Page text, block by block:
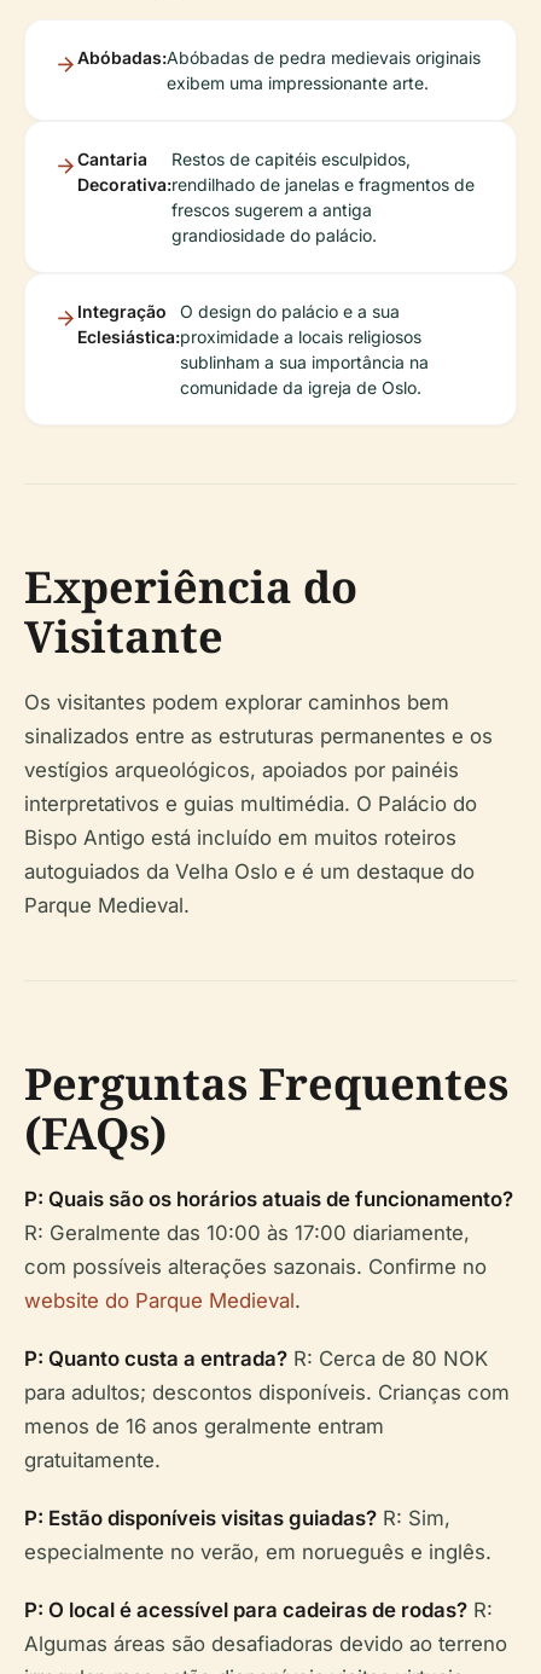
Abóbadas:Abóbadas de pedra medievais originais
exibem uma impressionante arte.
Cantaria
Decorativa:
Restos de capitéis esculpidos,
rendilhado de janelas e fragmentos de
frescos sugerem a antiga
grandiosidade do palácio.
Integração
Eclesiástica:
O design do palácio e a sua
proximidade a locais religiosos
sublinham a sua importância na
comunidade da igreja de Oslo.
Experiência do
Visitante
Os visitantes podem explorar caminhos bem
sinalizados entre as estruturas permanentes e os
vestígios arqueológicos, apoiados por painéis
interpretativos e guias multimédia. O Palácio do
Bispo Antigo está incluído em muitos roteiros
autoguiados da Velha Oslo e é um destaque do
Parque Medieval.
Perguntas Frequentes
(FAQs)
P: Quais são os horários atuais de funcionamento?
R: Geralmente das 10:00 às 17:00 diariamente,
com possíveis alterações sazonais. Confirme no
website do Parque Medieval.
P: Quanto custa a entrada? R: Cerca de 80 NOK
para adultos; descontos disponíveis. Crianças com
menos de 16 anos geralmente entram
gratuitamente.
P: Estão disponíveis visitas guiadas? R: Sim,
especialmente no verão, em norueguês e inglês.
P: O local é acessível para cadeiras de rodas? R:
Algumas áreas são desafiadoras devido ao terreno